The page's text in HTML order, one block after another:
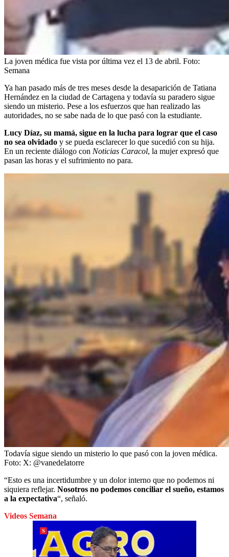
La joven médica fue vista por última vez el 13 de abril. Foto:
Semana
Ya han pasado más de tres meses desde la desaparición de Tatiana
Hernández en la ciudad de Cartagena y todavía su paradero sigue
siendo un misterio. Pese a los esfuerzos que han realizado las
autoridades, no se sabe nada de lo que pasó con la estudiante.
Lucy Díaz, su mamá, sigue en la lucha para lograr que el caso
no sea olvidado y se pueda esclarecer lo que sucedió con su hija.
En un reciente diálogo con Noticias Caracol, la mujer expresó que
pasan las horas y el sufrimiento no para.
Todavía sigue siendo un misterio lo que pasó con la joven médica.
Foto: X: @vanedelatorre
“Esto es una incertidumbre y un dolor interno que no podemos ni
siquiera reflejar. Nosotros no podemos conciliar el sueño, estamos
a la expectativa“, señaló.
Videos Semana